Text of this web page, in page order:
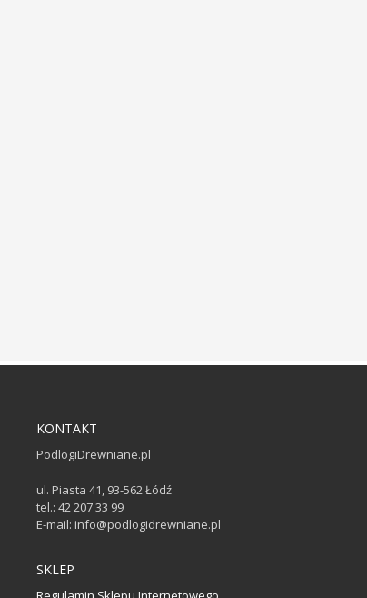
KONTAKT
PodlogiDrewniane.pl
ul. Piasta 41, 93-562 Łódź
tel.: 42 207 33 99
E-mail: info@podlogidrewniane.pl
SKLEP